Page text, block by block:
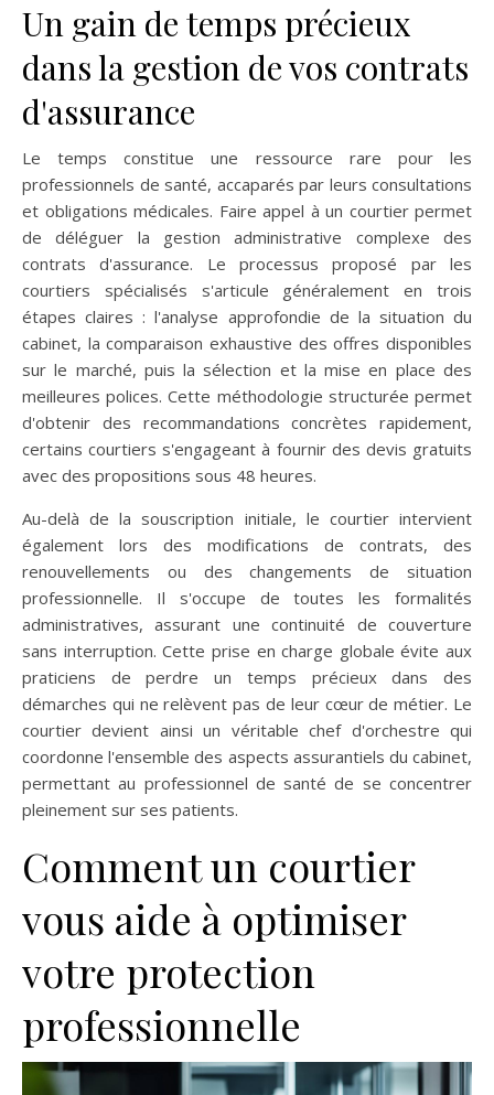
Un gain de temps précieux
dans la gestion de vos contrats
d'assurance
Le temps constitue une ressource rare pour les
professionnels de santé, accaparés par leurs consultations
et obligations médicales. Faire appel à un courtier permet
de déléguer la gestion administrative complexe des
contrats d'assurance. Le processus proposé par les
courtiers spécialisés s'articule généralement en trois
étapes claires : l'analyse approfondie de la situation du
cabinet, la comparaison exhaustive des offres disponibles
sur le marché, puis la sélection et la mise en place des
meilleures polices. Cette méthodologie structurée permet
d'obtenir des recommandations concrètes rapidement,
certains courtiers s'engageant à fournir des devis gratuits
avec des propositions sous 48 heures.
Au-delà de la souscription initiale, le courtier intervient
également lors des modifications de contrats, des
renouvellements ou des changements de situation
professionnelle. Il s'occupe de toutes les formalités
administratives, assurant une continuité de couverture
sans interruption. Cette prise en charge globale évite aux
praticiens de perdre un temps précieux dans des
démarches qui ne relèvent pas de leur cœur de métier. Le
courtier devient ainsi un véritable chef d'orchestre qui
coordonne l'ensemble des aspects assurantiels du cabinet,
permettant au professionnel de santé de se concentrer
pleinement sur ses patients.
Comment un courtier
vous aide à optimiser
votre protection
professionnelle